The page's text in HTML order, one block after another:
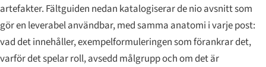
artefakter. Fältguiden nedan katalogiserar de nio avsnitt som
gör en leverabel användbar, med samma anatomi i varje post:
vad det innehåller, exempelformuleringen som förankrar det,
varför det spelar roll, avsedd målgrupp och om det är